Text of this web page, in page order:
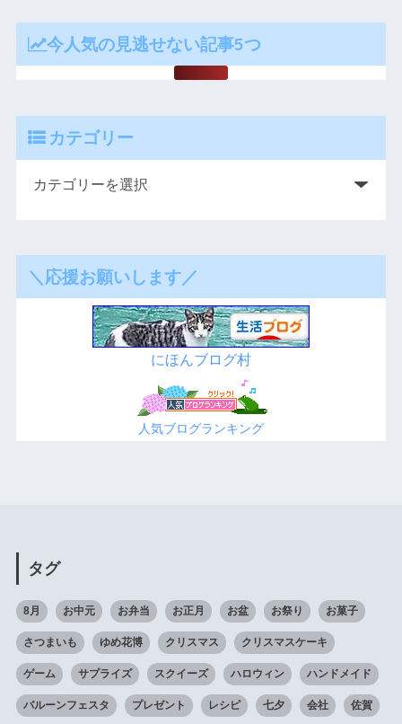
今人気の見逃せない記事5つ
カテゴリー
＼応援お願いします／
にほんブログ村
人気ブログランキング
タグ
8月 お中元 お弁当 お正月 お盆 お祭り お菓子
さつまいも ゆめ花博 クリスマス クリスマスケーキ
ゲーム サプライズ スクイーズ ハロウィン ハンドメイド
バルーンフェスタ プレゼント レシピ 七夕 会社 佐賀